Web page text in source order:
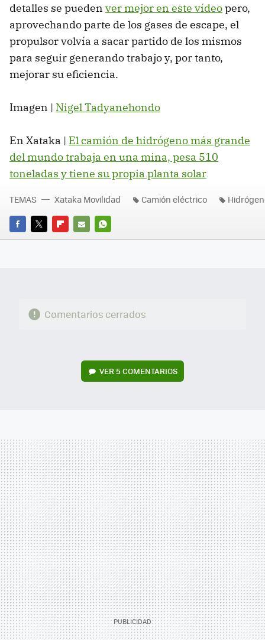
detalles se pueden ver mejor en este vídeopero,
aprovechando parte de los gases de escape, el
propulsor volvía a sacar partido de los mismos
para seguir generando trabajo y, por tanto,
mejorar su eficiencia.
Imagen | Nigel Tadyanehondo
En Xataka | El camión de hidrógeno más grande
del mundo trabaja en una mina, pesa 510
toneladas y tiene su propia planta solar
FACEBOOK
TWITTERFLIPBOARD
E-
WHATSAPP
TEMAS Xataka Movilidad Camión eléctrico
Comentarios cerrados
VER5 COMENTARIOS